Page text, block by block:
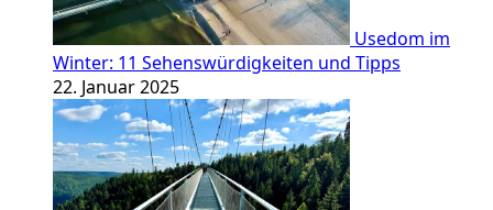
Usedom im
Winter: 11 Sehenswürdigkeiten und Tipps
22. Januar 2025